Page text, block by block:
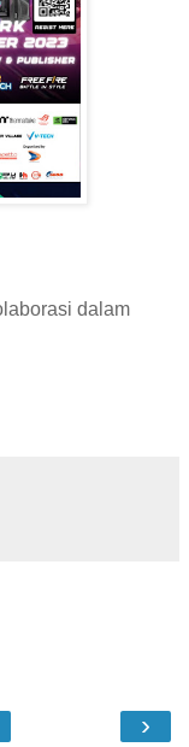
dalam
›